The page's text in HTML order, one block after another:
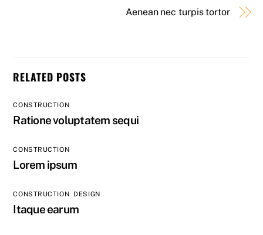
Aenean nec turpis tortor
RELATED POSTS
CONSTRUCTION
Ratione voluptatem sequi
CONSTRUCTION
Lorem ipsum
CONSTRUCTION DESIGN
Itaque earum